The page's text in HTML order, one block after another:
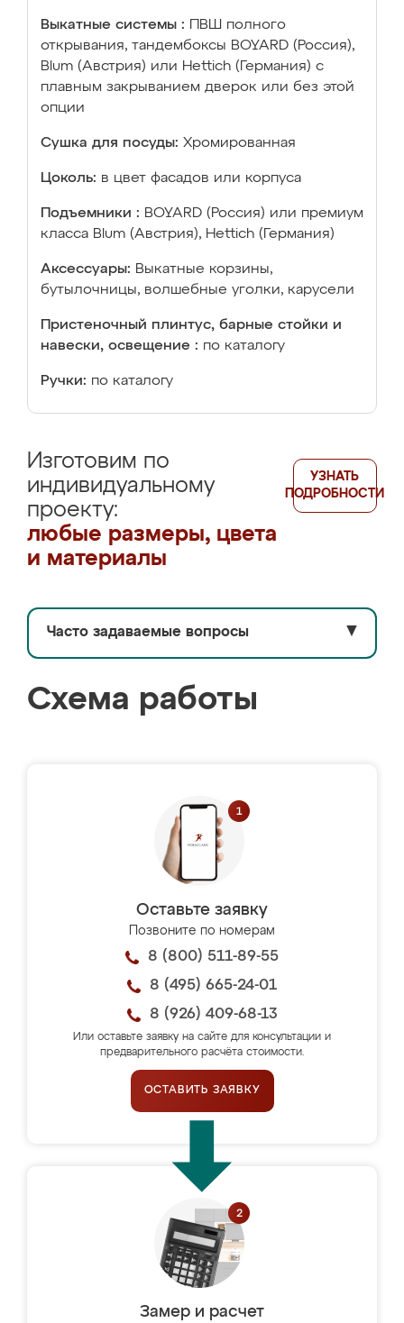
Выкатные системы :
ПВШ полного
открывания, тандембоксы BOYARD (Россия),
Blum (Австрия) или Hettich (Германия) с
плавным закрыванием дверок или без этой
опции
Сушка для посуды: Хромированная
Цоколь: в цвет фасадов или корпуса
Подъемники : BOYARD (Россия) или премиум
класса Blum (Австрия), Hettich (Германия)
Аксессуары: Выкатные корзины,
бутылочницы, волшебные уголки, карусели
Пристеночный плинтус, барные стойки и
навески, освещение : по каталогу
Ручки: по каталогу
Изготовим по
индивидуальному
проекту:
любые размеры, цвета
и материалы
УЗНАТЬ
ПОДРОБНОСТИ
Часто задаваемые вопросы ▼
Схема работы
Оставьте заявку
Позвоните по номерам
8 (800) 511-89-55
8 (495) 665-24-01
8 (926) 409-68-13
Или оставьте заявку на сайте для консультации и
предварительного расчёта стоимости.
ОСТАВИТЬ ЗАЯВКУ
Замер и расчет